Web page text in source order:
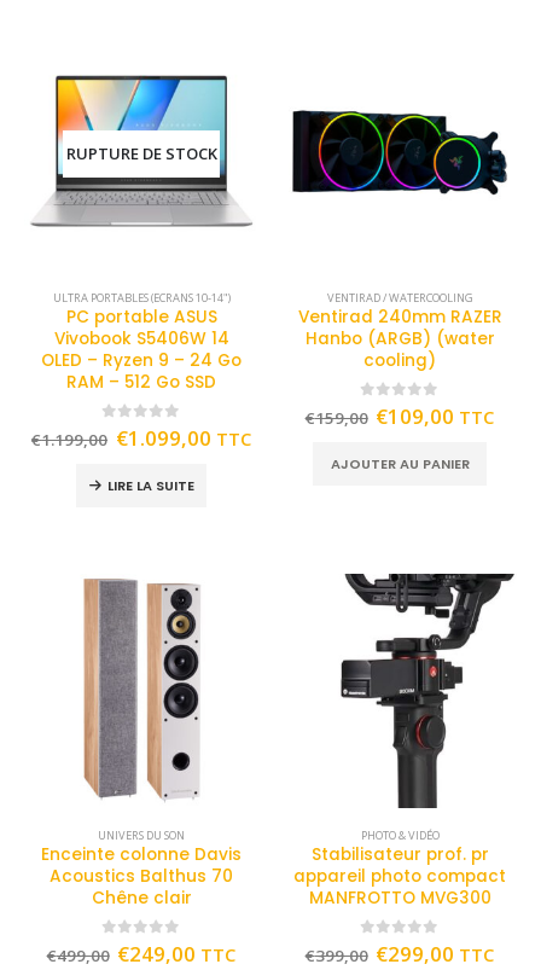
RUPTURE DE STOCK
ULTRA PORTABLES (ECRANS 10-14")
PC portable ASUS
Vivobook S5406W 14
OLED – Ryzen 9 – 24 Go
RAM – 512 Go SSD
out of 5
€1.199,00 €1.099,00 TTC
LIRE LA SUITE
VENTIRAD / WATERCOOLING
Ventirad 240mm RAZER
Hanbo (ARGB) (water
cooling)
out of 5
€159,00 €109,00 TTC
AJOUTER AU PANIER
UNIVERS DU SON
Enceinte colonne Davis
Acoustics Balthus 70
Chêne clair
out of 5
€499,00 €249,00 TTC
PHOTO & VIDÉO
Stabilisateur prof. pr
appareil photo compact
MANFROTTO MVG300
out of 5
€399,00 €299,00 TTC